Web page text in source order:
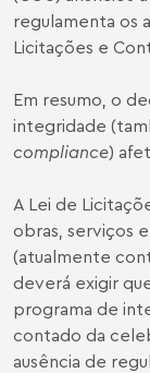
regulamenta os
Licitações e
Em resumo, o
integridade
compliance)
A Lei de
obras, serviços
(atualmente
deverá exigir
programa de
contado da
ausência de